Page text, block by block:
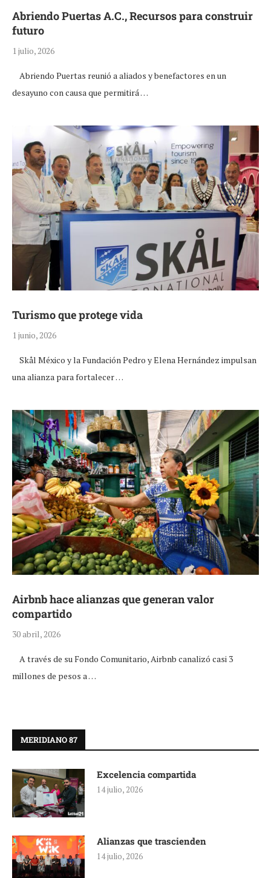
Abriendo Puertas A.C., Recursos para construir
futuro
1 julio, 2026
Abriendo Puertas reunió a aliados y benefactores en un
desayuno con causa que permitirá …
Turismo que protege vida
1 junio, 2026
Skål México y la Fundación Pedro y Elena Hernández impulsan
una alianza para fortalecer …
Airbnb hace alianzas que generan valor
compartido
30 abril, 2026
A través de su Fondo Comunitario, Airbnb canalizó casi 3
millones de pesos a …
MERIDIANO 87
Excelencia compartida
14 julio, 2026
Alianzas que trascienden
14 julio, 2026